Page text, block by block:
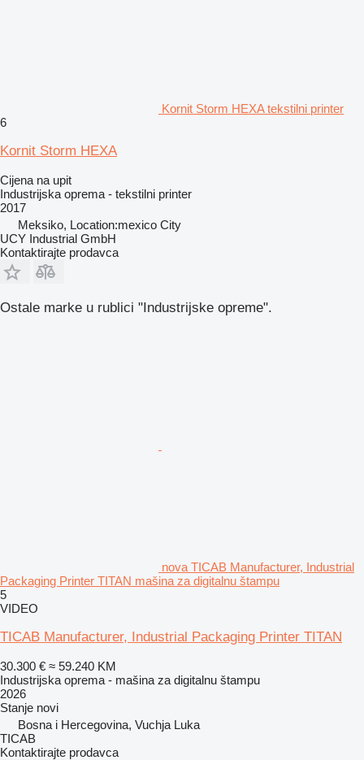
Kornit Storm HEXA tekstilni printer
6
Kornit Storm HEXA
Cijena na upit
Industrijska oprema - tekstilni printer
2017
Meksiko, Location:mexico City
UCY Industrial GmbH
Kontaktirajte prodavca
Ostale marke u rublici "Industrijske opreme".
nova TICAB Manufacturer, Industrial
Packaging Printer TITAN mašina za digitalnu štampu
5
VIDEO
TICAB Manufacturer, Industrial Packaging Printer TITAN
30.300 € ≈ 59.240 KM
Industrijska oprema - mašina za digitalnu štampu
2026
Stanje novi
Bosna i Hercegovina, Vuchјa Luka
TICAB
Kontaktirajte prodavca